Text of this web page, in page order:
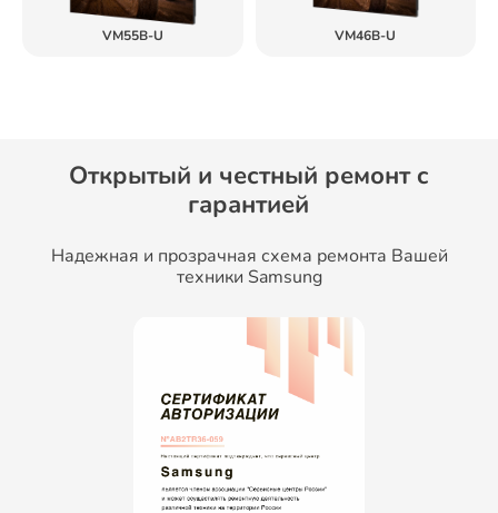
VM55B-U VM46B-U
Открытый и честный ремонт c
гарантией
Надежная и прозрачная схема ремонта Вашей
техники Samsung